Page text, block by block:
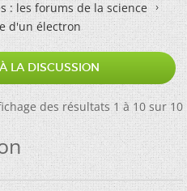
: les forums de la science
d'un électron
LA DISCUSSION
des résultats 1 à 10 sur 10